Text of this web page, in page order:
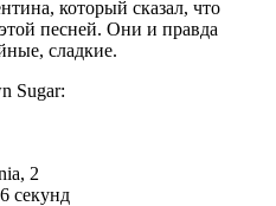
который сказал, что
песней. Они и правда
сладкие.
Sugar:
2
секунд